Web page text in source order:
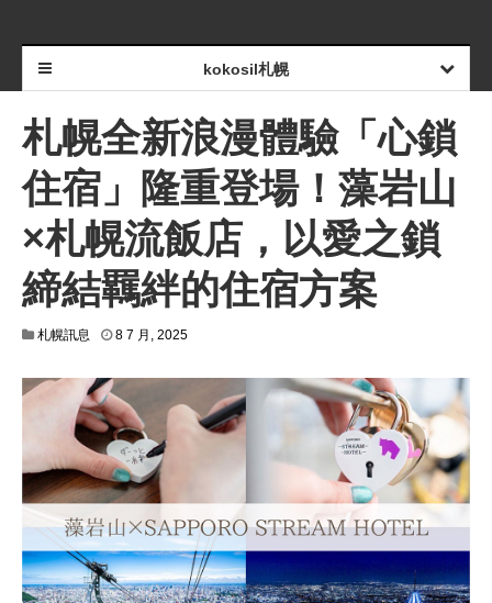
kokosil札幌
札幌全新浪漫體驗「心鎖
住宿」隆重登場！藻岩山
×札幌流飯店，以愛之鎖
締結羈絆的住宿方案
札幌訊息 8 7 月, 2025